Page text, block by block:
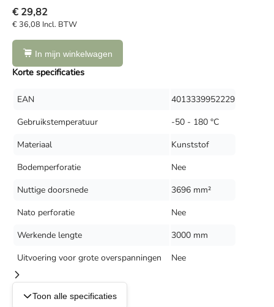
€ 29,82
€ 36,08 Incl. BTW
In mijn winkelwagen
Korte specificaties
EAN
4013339952229
Gebruikstemperatuur
-50 - 180 °C
Materiaal
Kunststof
Bodemperforatie
Nee
Nuttige doorsnede
3696 mm²
Nato perforatie
Nee
Werkende lengte
3000 mm
Uitvoering voor grote overspanningen
Nee
Toon alle specificaties